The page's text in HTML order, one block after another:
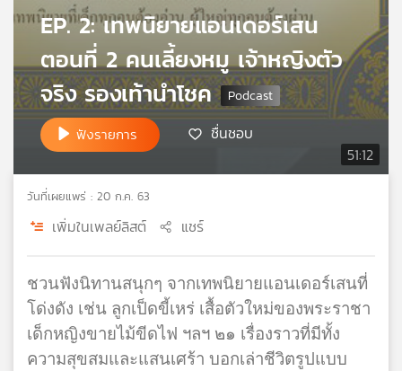
เครือ
ไทย
พี
บี
แผนที่
วิทยุ
เครือ
51:12
EP. 2: เทพนิยายแอนเดอร์เสน
ตอนที่ 2 คนเลี้ยงหมู เจ้าหญิงตัว
จริง รองเท้านำโชค
ฟังรายการ ชื่นชอบ
วันที่เผยแพร่ : 20 ก.ค. 63
เพิ่มในเพลย์ลิสต์ แชร์
ชวนฟังนิทานสนุกๆ จากเทพนิยายแอนเดอร์เสนที่
โด่งดัง เช่น ลูกเป็ดขี้เหร่ เสื้อตัวใหม่ของพระราชา
เด็กหญิงขายไม้ขีดไฟ ฯลฯ ๒๑ เรื่องราวที่มีทั้ง
ความสุขสมและแสนเศร้า บอกเล่าชีวิตรูปแบบ